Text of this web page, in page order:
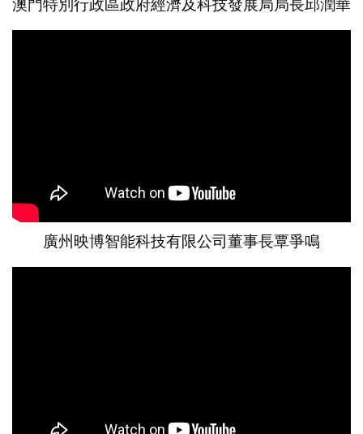
澳門特別行政區政府經濟及科技發展局局長邱潤華
廣州映博智能科技有限公司董事長覃爭鳴